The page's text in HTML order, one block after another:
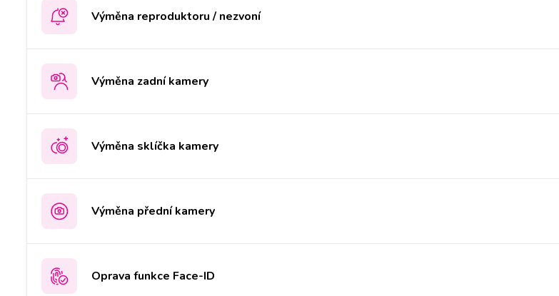
Výměna reproduktoru / nezvoní
Výměna zadní kamery
Výměna sklíčka kamery
Výměna přední kamery
Oprava funkce Face-ID